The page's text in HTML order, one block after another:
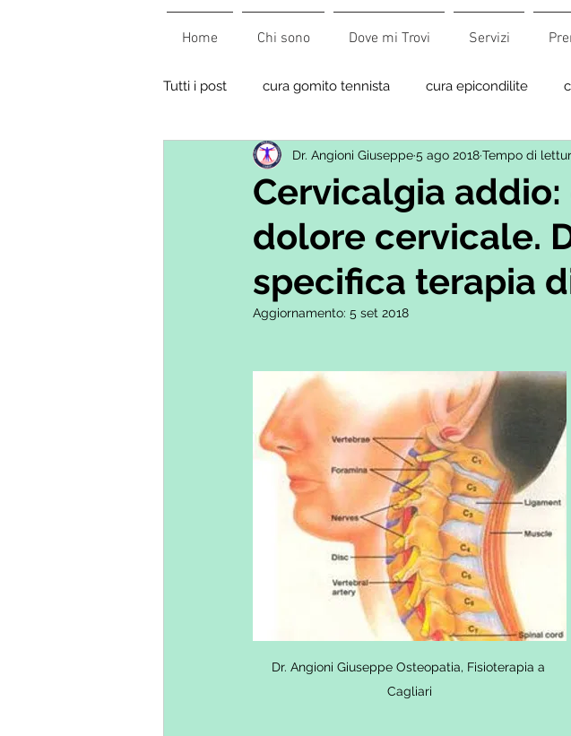
Home Chi sono Dove mi Trovi Servizi
Tutti i post cura gomito tennista cura epicondilite
Cervicalgia
dolore cervicale.
specifica terapia
Dr. Angioni Giuseppe5 ago 2018Tempo di
Aggiornamento: 5 set 2018
Dr. Angioni Giuseppe Osteopatia, Fisioterapia a
Cagliari